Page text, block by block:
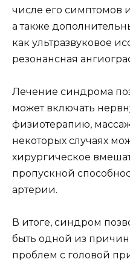
числе его симптомов
а также
как ультразвуковое
резонансная
Лечение синдрома
может включать
физиотерапию,
некоторых случаях
хирургическое
пропускной
артерии.
В итоге, синдром
быть одной из
проблем с головой